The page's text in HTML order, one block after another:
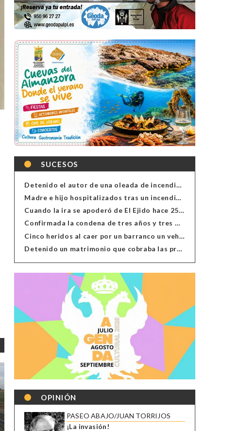
SUCESOS
Detenido el autor de una oleada de incendios de contenedores en Almería
Madre e hijo hospitalizados tras un incendio en la cocina de una vivienda en Almería
Cuando la ira se apoderó de El Ejido hace 25 años
Confirmada la condena de tres años y tres meses al hombre de Antas acusado de xenofobia
Cinco heridos al caer por un barranco un vehículo en Alcolea
Detenido un matrimonio que cobraba las prestaciones de ilegales en Almería, Granada, Málaga, Huelva y Murcia
OPINIÓN
PASEO ABAJO/JUAN TORRIJOS
¡La invasión!